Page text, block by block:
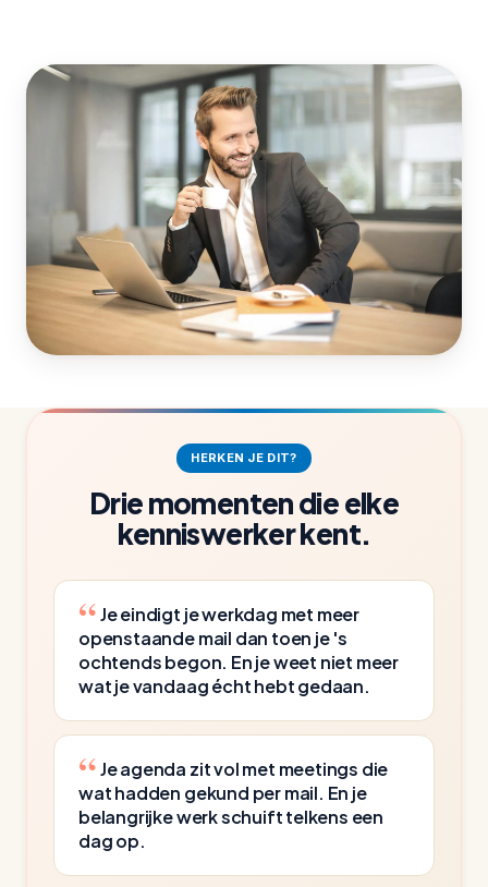
versnipperde dagen heeft gewerkt en weet welke
oplossingen blijven hangen na een week en
welke niet. Je leert de Eisenhower-matrix, je
oefent het maken van blokken voor
geconcentreerd werk, je herontwerpt je inbox-
flow en je krijgt een vergaderdiscipline-checklist
die je in elke meeting kunt gebruiken.
Het verschil merk je al de week erna: drie blokken
voor geconcentreerd werk in je week, je inbox
heeft. Dat is wat deze time management cursus
je geeft: meer grip, niet nog een systeem om bij
te houden.
HERKEN JE DIT?
Drie momenten die elke
kenniswerker kent.
Je eindigt je werkdag met meer
openstaande mail dan toen je 's
ochtends begon. En je weet niet meer
wat je vandaag écht hebt gedaan.
Je agenda zit vol met meetings die
wat hadden gekund per mail. En je
belangrijke werk schuift telkens een
dag op.